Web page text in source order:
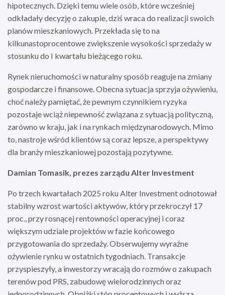
hipotecznych. Dzięki temu wiele osób, które wcześniej
odkładały decyzję o zakupie, dziś wraca do realizacji swoich
planów mieszkaniowych. Przekłada się to na
kilkunastoprocentowe zwiększenie wysokości sprzedaży w
stosunku do I kwartału bieżącego roku.
Rynek nieruchomości w naturalny sposób reaguje na zmiany
gospodarcze i finansowe. Obecna sytuacja sprzyja ożywieniu,
choć należy pamiętać, że pewnym czynnikiem ryzyka
pozostaje wciąż niepewność związana z sytuacją polityczną,
zarówno w kraju, jak i na rynkach międzynarodowych. Mimo
to, nastroje wśród klientów są coraz lepsze, a perspektywy
dla branży mieszkaniowej pozostają pozytywne.
Damian Tomasik, prezes zarządu Alter Investment
Po trzech kwartałach 2025 roku Alter Investment odnotował
stabilny wzrost wartości aktywów, który przekroczył 17
proc., przy rosnącej rentowności operacyjnej i coraz
większym udziale projektów w fazie końcowego
przygotowania do sprzedaży. Obserwujemy wyraźne
ożywienie rynku w ostatnich tygodniach. Transakcje
przyspieszyły, a inwestorzy wracają do rozmów o zakupach
terenów pod PRS, zabudowę wielorodzinnych oraz